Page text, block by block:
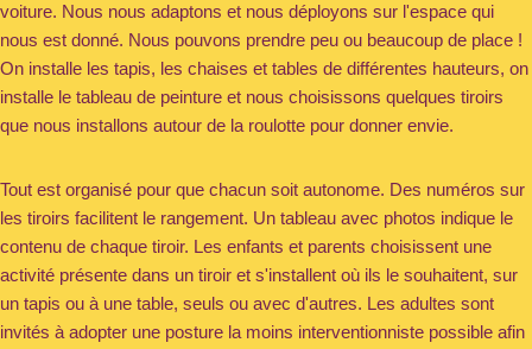
voiture. Nous nous adaptons et nous déployons sur l'espace qui
nous est donné. Nous pouvons prendre peu ou beaucoup de place !
On installe les tapis, les chaises et tables de différentes hauteurs, on
installe le tableau de peinture et nous choisissons quelques tiroirs
que nous installons autour de la roulotte pour donner envie.
Tout est organisé pour que chacun soit autonome. Des numéros sur
les tiroirs facilitent le rangement. Un tableau avec photos indique le
contenu de chaque tiroir. Les enfants et parents choisissent une
activité présente dans un tiroir et s'installent où ils le souhaitent, sur
un tapis ou à une table, seuls ou avec d'autres. Les adultes sont
invités à adopter une posture la moins interventionniste possible afin